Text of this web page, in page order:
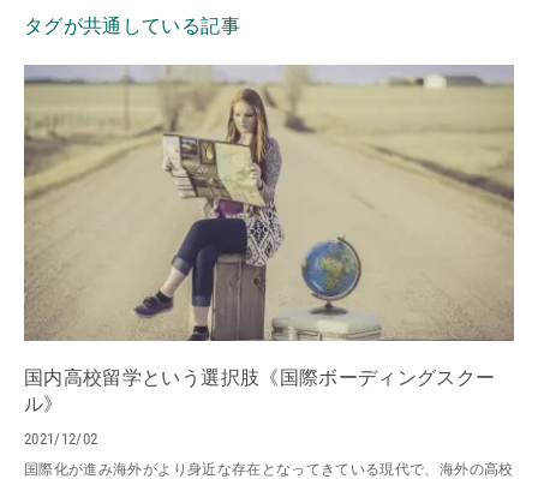
タグが共通している記事
国内高校留学という選択肢《国際ボーディングスクー
ル》
2021/12/02
国際化が進み海外がより身近な存在となってきている現代で、海外の高校